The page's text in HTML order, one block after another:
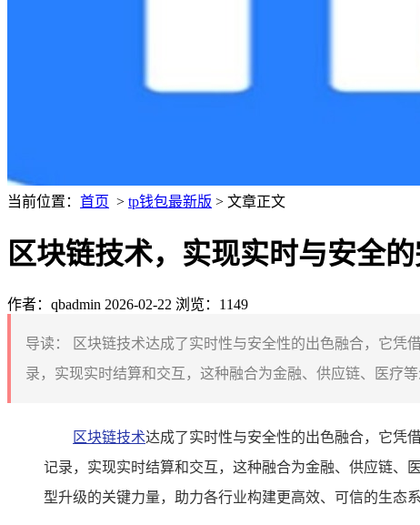
当前位置： 首页 > tp钱包最新版 > 文章正文
区块链技术，实现实时与安全
作者：qbadmin 2026-02-22 浏览：1149
导读：
区块链技术达成了实时性与安全性的出色融合，它
录，实现实时结算和交互，这种融合为金融、供应链、医疗
区块链技术达成了实时性与安全性的出色融合，它凭
记录，实现实时结算和交互，这种融合为金融、供应链、
型升级的关键力量，助力各行业构建更高效、可信的生态系